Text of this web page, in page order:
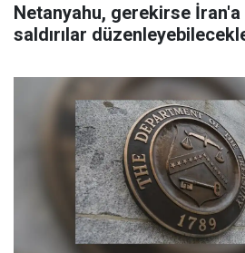
Netanyahu, gerekirse İran'a
saldırılar